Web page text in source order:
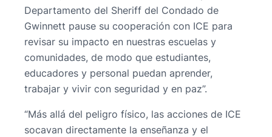
Departamento del Sheriff del Condado de
Gwinnett pause su cooperación con ICE para
revisar su impacto en nuestras escuelas y
comunidades, de modo que estudiantes,
educadores y personal puedan aprender,
trabajar y vivir con seguridad y en paz”.
“Más allá del peligro físico, las acciones de ICE
socavan directamente la enseñanza y el